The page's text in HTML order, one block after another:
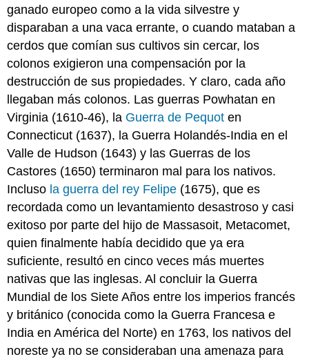
ganado europeo como a la vida silvestre y
disparaban a una vaca errante, o cuando mataban a
cerdos que comían sus cultivos sin cercar, los
colonos exigieron una compensación por la
destrucción de sus propiedades. Y claro, cada año
llegaban más colonos. Las guerras Powhatan en
Virginia (1610-46), la Guerra de Pequot en
Connecticut (1637), la Guerra Holandés-India en el
Valle de Hudson (1643) y las Guerras de los
Castores (1650) terminaron mal para los nativos.
Incluso la guerra del rey Felipe (1675), que es
recordada como un levantamiento desastroso y casi
exitoso por parte del hijo de Massasoit, Metacomet,
quien finalmente había decidido que ya era
suficiente, resultó en cinco veces más muertes
nativas que las inglesas. Al concluir la Guerra
Mundial de los Siete Años entre los imperios francés
y británico (conocida como la Guerra Francesa e
India en América del Norte) en 1763, los nativos del
noreste ya no se consideraban una amenaza para